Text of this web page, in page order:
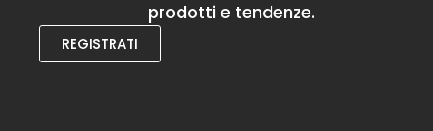
prodotti e tendenze.
REGISTRATI